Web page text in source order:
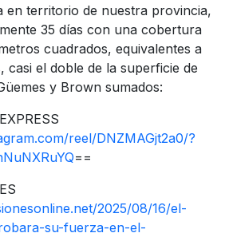
en territorio de nuestra provincia,
35 días con una cobertura
cuadrados, equivalentes a
casi el doble de la superficie de
y Brown sumados:
reel/DNZMAGjt2a0/?
==
2025/08/16/el-
su-fuerza-en-el-